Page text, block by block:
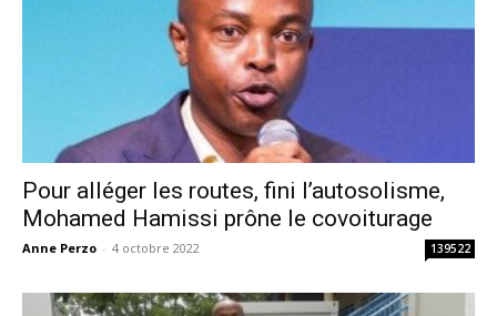
Pour alléger les routes, fini l’autosolisme,
Mohamed Hamissi prône le covoiturage
Anne Perzo - 4 octobre 2022 139522